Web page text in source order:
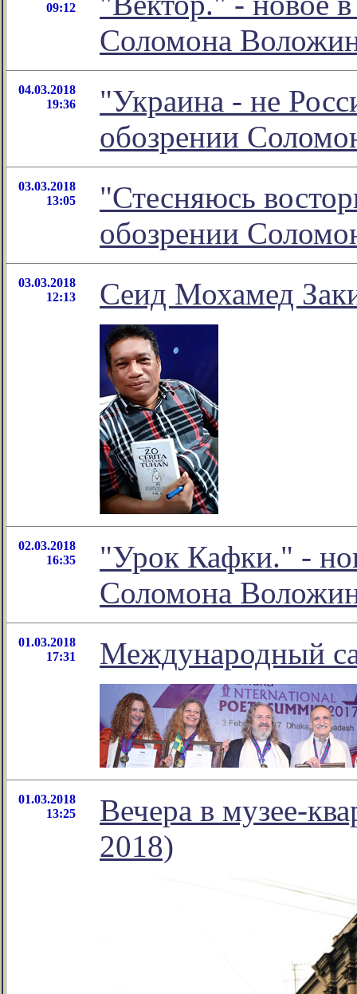
09:12
Соломона
04.03.2018
19:36
"Украина - не
обозрении
03.03.2018
13:05
"Стесняюсь
обозрении
03.03.2018
12:13
Сеид Мохамед
02.03.2018
16:35
"Урок Кафки." -
Соломона
01.03.2018
17:31
Международный
01.03.2018
13:25
Вечера в музее-
2018)